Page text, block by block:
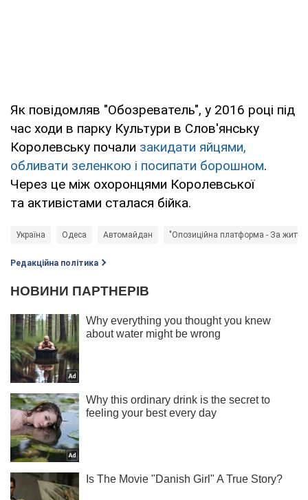
Як повідомляв "Обозреватель", у 2016 році під
час ходи в парку Культури в Слов'янську
Королевську почали закидати яйцями,
обливати зеленкою і посипати борошном.
Через це між охоронцями Королевської
та активістами сталася бійка.
Україна Одеса Автомайдан "Опозиційна платформа - За життя"
Редакційна політика